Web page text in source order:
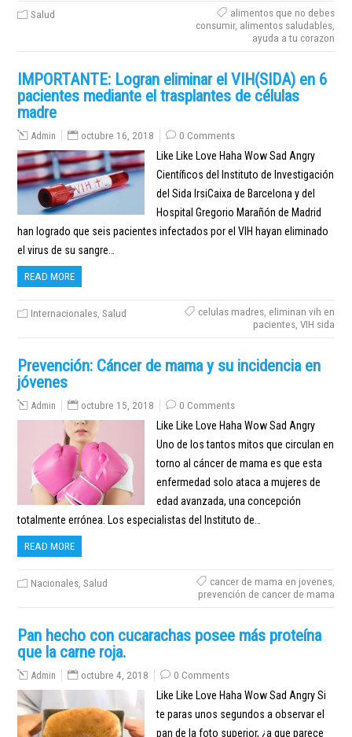
Salud
alimentos que no debes
consumir, alimentos saludables,
ayuda a tu corazon
IMPORTANTE: Logran eliminar el VIH(SIDA) en 6
pacientes mediante el trasplantes de células
madre
Admin octubre 16, 2018 0 Comments
Like Like Love Haha Wow Sad Angry
Científicos del Instituto de Investigación
del Sida IrsiCaixa de Barcelona y del
Hospital Gregorio Marañón de Madrid
han logrado que seis pacientes infectados por el VIH hayan eliminado
el virus de su sangre…
READ MORE
Internacionales,Salud celulas madres, eliminan vih en
pacientes, VIH sida
Prevención: Cáncer de mama y su incidencia en
jóvenes
Admin octubre 15, 2018 0 Comments
Like Like Love Haha Wow Sad Angry
Uno de los tantos mitos que circulan en
torno al cáncer de mama es que esta
enfermedad solo ataca a mujeres de
edad avanzada, una concepción
totalmente errónea. Los especialistas del Instituto de…
READ MORE
Nacionales,Salud cancer de mama en jovenes,
prevención de cancer de mama
Pan hecho con cucarachas posee más proteína
que la carne roja.
Admin octubre 4, 2018 0 Comments
Like Like Love Haha Wow Sad Angry Si
te paras unos segundos a observar el
pan de la foto superior, ¿a que parece